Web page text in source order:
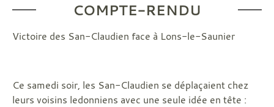
COMPTE-RENDU
Victoire des San-Claudien face à Lons-le-Saunier
Ce samedi soir, les San-Claudien se déplaçaient chez
leurs voisins ledonniens avec une seule idée en tête :